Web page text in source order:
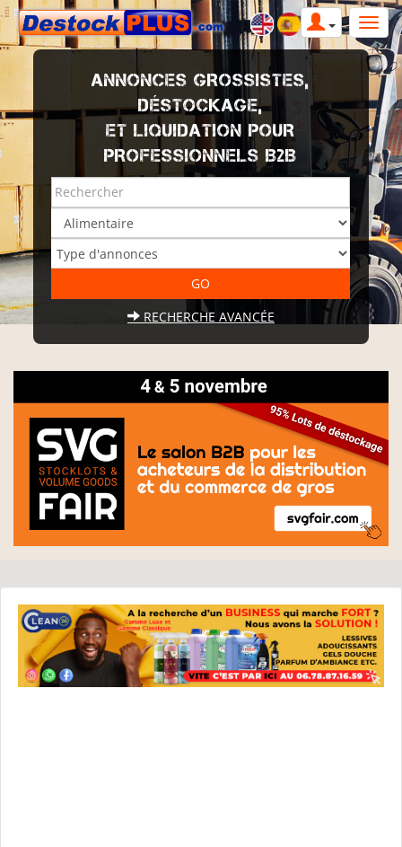
ANNONCES GROSSISTES,
DÉSTOCKAGE,
ET LIQUIDATION POUR
PROFESSIONNELS B2B
RECHERCHE AVANCÉE